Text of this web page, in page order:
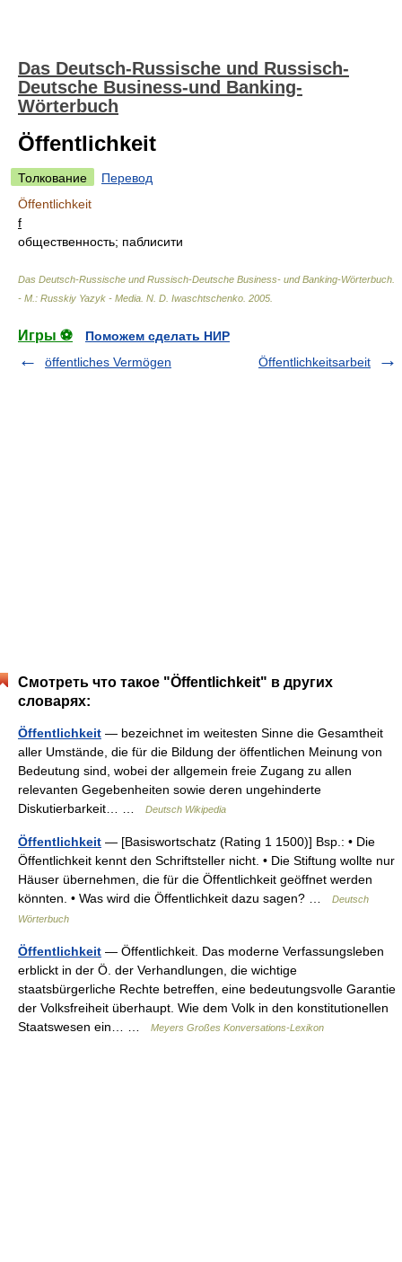
Das Deutsch-Russische und Russisch-
Deutsche Business-und Banking-
Wörterbuch
Öffentlichkeit
Толкование
Перевод
Öffentlichkeit
f
общественность; паблисити
Das Deutsch-Russische und Russisch-Deutsche Business- und Banking-Wörterbuch.
- М.: Russkiy Yazyk - Media N. D. Iwaschtschenko 2005
Игры ⚽
Поможем сделать НИР
öffentliches Vermögen
Öffentlichkeitsarbeit
Смотреть что такое "Öffentlichkeit" в других
словарях:
Öffentlichkeit — bezeichnet im weitesten Sinne die Gesamtheit
aller Umstände, die für die Bildung der öffentlichen Meinung von
Bedeutung sind, wobei der allgemein freie Zugang zu allen
relevanten Gegebenheiten sowie deren ungehinderte
Diskutierbarkeit… …
Deutsch Wikipedia
Öffentlichkeit — [Basiswortschatz (Rating 1 1500)] Bsp.: • Die
Öffentlichkeit kennt den Schriftsteller nicht. • Die Stiftung wollte nur
Häuser übernehmen, die für die Öffentlichkeit geöffnet werden
könnten. • Was wird die Öffentlichkeit dazu sagen? …
Deutsch
Wörterbuch
Öffentlichkeit — Öffentlichkeit. Das moderne Verfassungsleben
erblickt in der Ö. der Verhandlungen, die wichtige
staatsbürgerliche Rechte betreffen, eine bedeutungsvolle Garantie
der Volksfreiheit überhaupt. Wie dem Volk in den konstitutionellen
Staatswesen ein… …
Meyers Großes Konversations-Lexikon